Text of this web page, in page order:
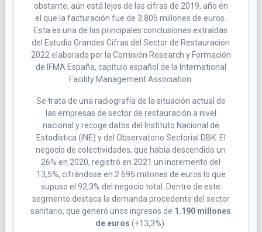
obstante, aún está lejos de las cifras de 2019, año en
el que la facturación fue de 3.805 millones de euros.
Esta es una de las principales conclusiones extraídas
del Estudio Grandes Cifras del Sector de Restauración
2022 elaborado por la Comisión Research y Formación
de IFMA España, capítulo español de la International
Facility Management Association.
Se trata de una radiografía de la situación actual de
las empresas de sector de restauración a nivel
nacional y recoge datos del Instituto Nacional de
Estadística (INE) y del Observatorio Sectorial DBK. El
negocio de colectividades, que había descendido un
26% en 2020, registró en 2021 un incremento del
13,5%, cifrándose en 2.695 millones de euros lo que
supuso el 92,3% del negocio total. Dentro de este
segmento destaca la demanda procedente del sector
sanitario, que generó unos ingresos de 1.190 millones
de euros(+13,3%).